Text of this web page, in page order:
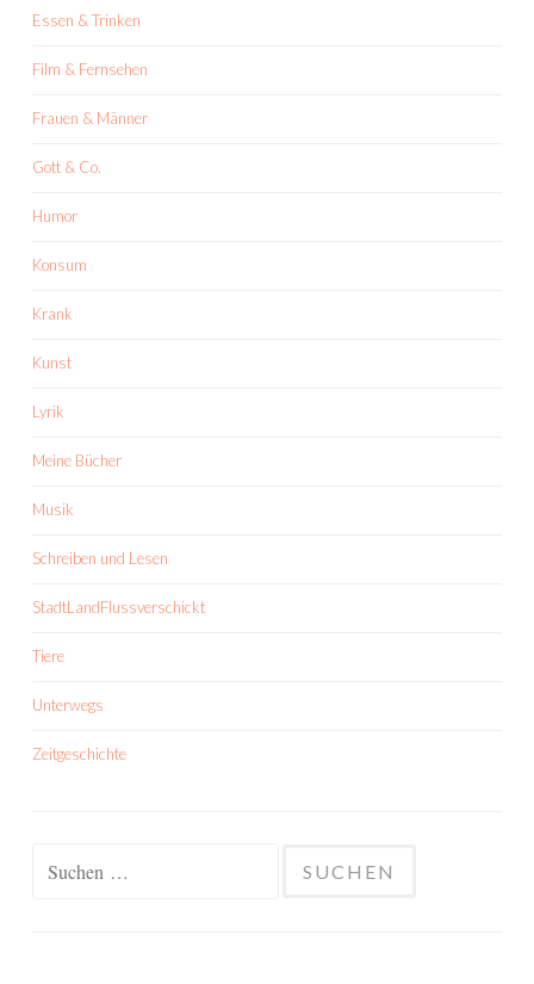
Essen & Trinken
Film & Fernsehen
Frauen & Männer
Gott & Co.
Humor
Konsum
Krank
Kunst
Lyrik
Meine Bücher
Musik
Schreiben und Lesen
StadtLandFlussverschickt
Tiere
Unterwegs
Zeitgeschichte